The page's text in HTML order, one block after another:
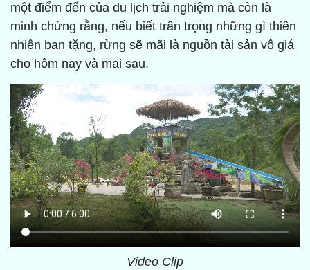
một điểm đến của du lịch trải nghiệm mà còn là
minh chứng rằng, nếu biết trân trọng những gì thiên
nhiên ban tặng, rừng sẽ mãi là nguồn tài sản vô giá
cho hôm nay và mai sau.
Video Clip